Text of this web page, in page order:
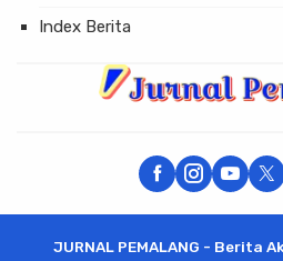
Index Berita
JURNAL PEMALANG - Berita